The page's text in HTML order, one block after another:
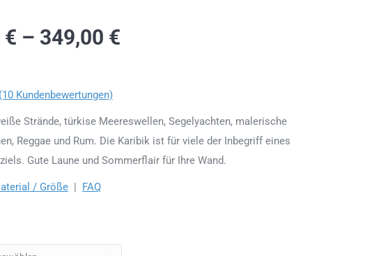
€ – 349,00 €
(10 Kundenbewertungen)
Strände, türkise Meereswellen, Segelyachten, malerische
Reggae und Rum. Die Karibik ist für viele der Inbegriff eines
Gute Laune und Sommerflair für Ihre Wand.
/ Größe | FAQ